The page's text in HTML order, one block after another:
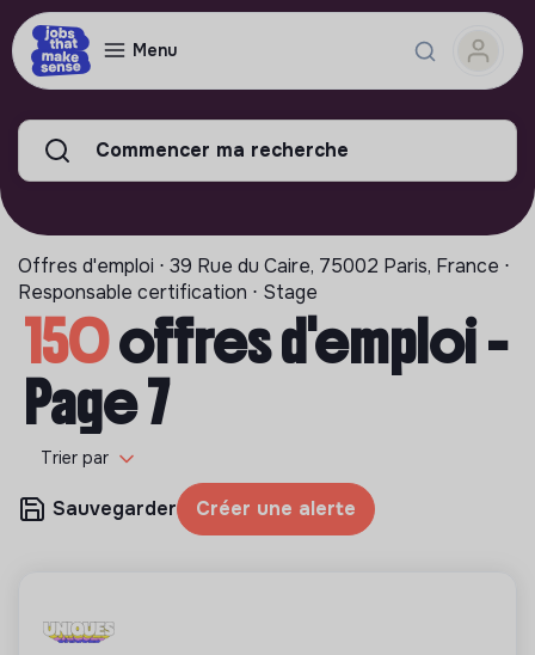
Menu
Commencer ma recherche
Offres d'emploi ⋅ 39 Rue du Caire, 75002 Paris, France ⋅
Responsable certification ⋅ Stage
150offres d'emploi -
Page 7
Trier par
Sauvegarder Créer une alerte